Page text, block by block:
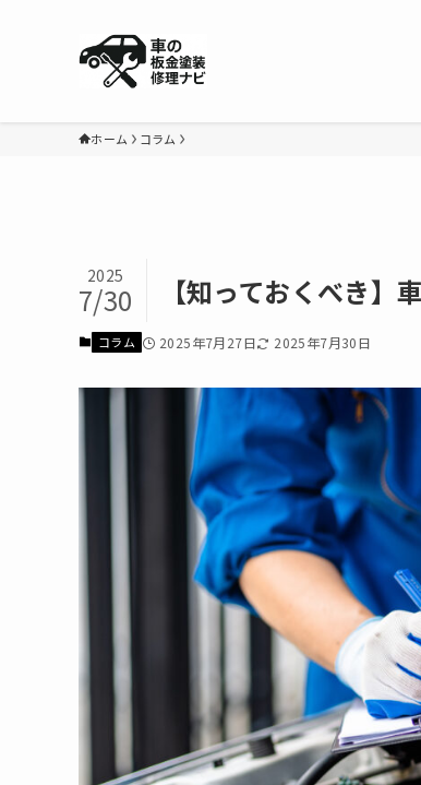
ホーム コラム
【知っておくべき
2025
7/30
コラム 2025年7月27日 2025年7月30日